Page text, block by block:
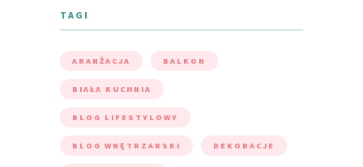
TAGI
ARANŻACJA BALKON
BIAŁA KUCHNIA
BLOG LIFESTYLOWY
BLOG WNĘTRZARSKI DEKORACJE